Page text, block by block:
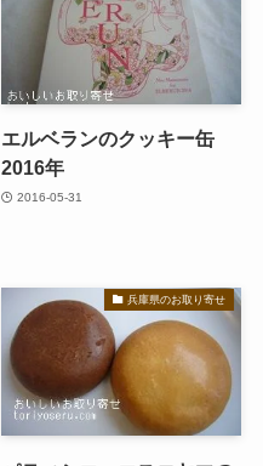
エルベランのクッキー缶
2016年
2016-05-31
兵庫県のお取り寄せ